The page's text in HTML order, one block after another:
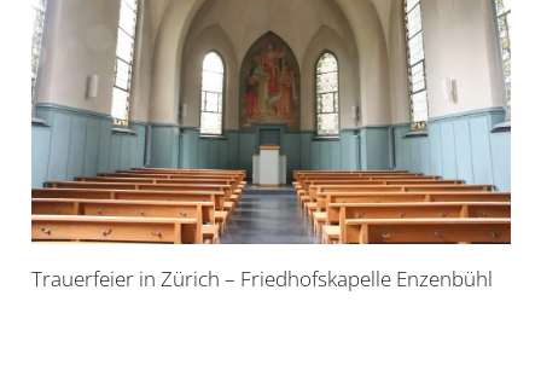
Trauerfeier in Zürich – Friedhofskapelle Enzenbühl